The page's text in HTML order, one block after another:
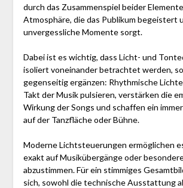
durch das Zusammenspiel beider
Atmosphäre, die das Publikum begeistert
unvergessliche Momente sorgt.
Dabei ist es wichtig, dass Licht- und
isoliert voneinander betrachtet werden,
gegenseitig ergänzen: Rhythmische
Takt der Musik pulsieren, verstärken die
Wirkung der Songs und schaffen ein
auf der Tanzfläche oder Bühne.
Moderne Lichtsteuerungen ermöglichen
exakt auf Musikübergänge oder
abzustimmen. Für ein stimmiges
sich, sowohl die technische Ausstattung